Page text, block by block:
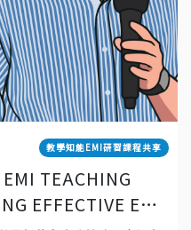
教學知能EMI研習課程共享
TEACHING
EFFECTIVE EMI